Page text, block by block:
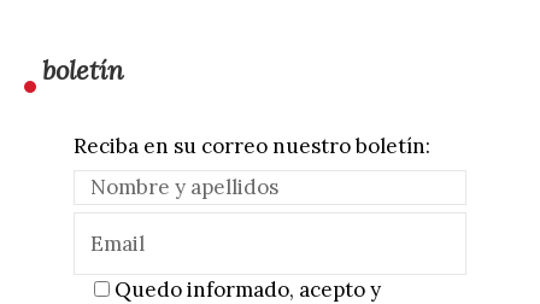
boletín
Reciba en su correo nuestro boletín:
Quedo informado, acepto y